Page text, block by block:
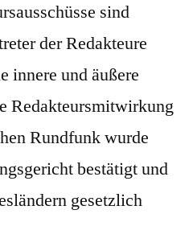
sind
der Redakteure
innere und äußere
Redakteursmitwirkung
Rundfunk wurde
bestätigt und
gesetzlich